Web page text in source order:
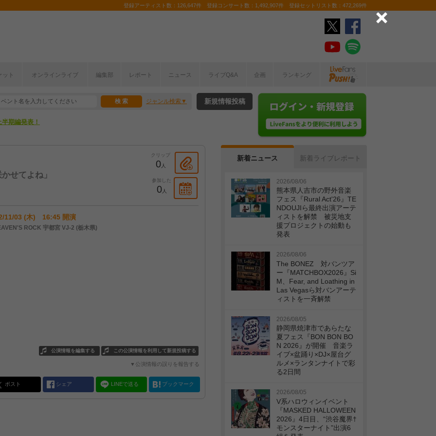
登録アーティスト数：126,647件 登録コンサート数：1,492,907件 登録セットリスト数：472,269件
ット オンラインライブ 編集部 レポート ニュース ライブQ&A 企画 ランキング
ジャンル検索
こから！
期編発表！
新規情報投稿
せてよね」
クリップ
0人
参加した
0人
11/03 (木) 16:45 開演
ROCK 宇都宮 VJ-2 (栃木県)
この公演情報を利用して新規投稿する
公演情報を編集する
▼公演情報の誤りを報告する
ポスト シェア LINEで送る ブックマーク
新着ニュース 新着ライブレポート
2026/08/06
熊本県人吉市の野外音楽
フェス『Rural Act'26』TE
NDOUJIら最終出演アーテ
ィストを解禁 被災地支
援プロジェクトの始動も
発表
2026/08/06
The BONEZ 対バンツア
ー『MATCHBOX2026』Si
M、Fear, and Loathing in
Las Vegasら対バンアーテ
ィストを一斉解禁
2026/08/05
静岡県焼津市であらたな
夏フェス『BON BON BO
N 2026』が開催 音楽ラ
イブ×盆踊り×DJ×屋台グ
ルメ×ランタンナイトで彩
る2日間
2026/08/05
V系ハロウィンイベント
『MASKED HALLOWEEN
2026』4日目、“渋谷魔界†
モンスターナイト”出演6